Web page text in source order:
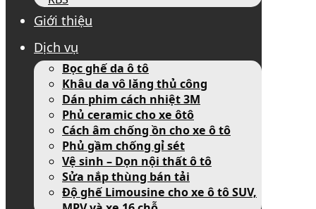
Giới thiệu
Dịch vụ
Bọc ghế da ô tô
Khâu da vô lăng thủ công
Dán phim cách nhiệt 3M
Phủ ceramic cho xe ôtô
Cách âm chống ồn cho xe ô tô
Phủ gầm chống gỉ sét
Vệ sinh – Dọn nội thất ô tô
Sửa nắp thùng bán tải
Độ ghế Limousine cho xe ô tô SUV,